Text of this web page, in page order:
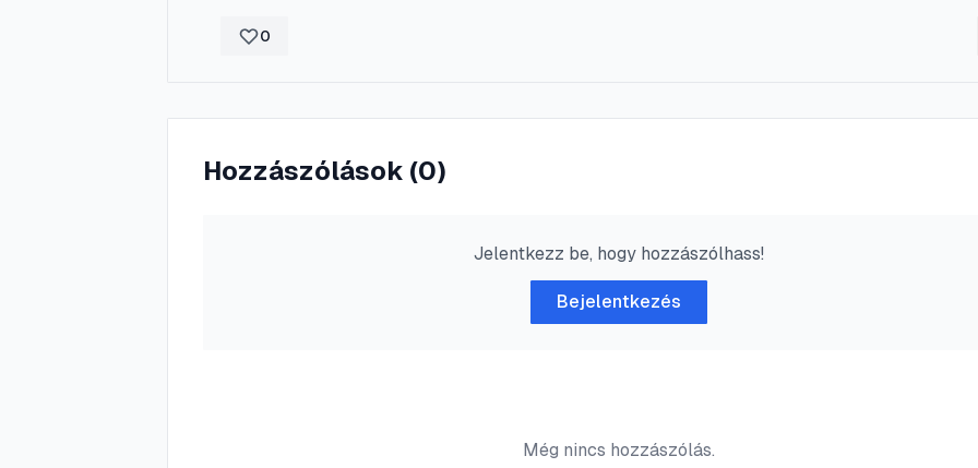
0
Hozzászólások (0)
Jelentkezz be, hogy hozzászólhass!
Bejelentkezés
Még nincs hozzászólás.